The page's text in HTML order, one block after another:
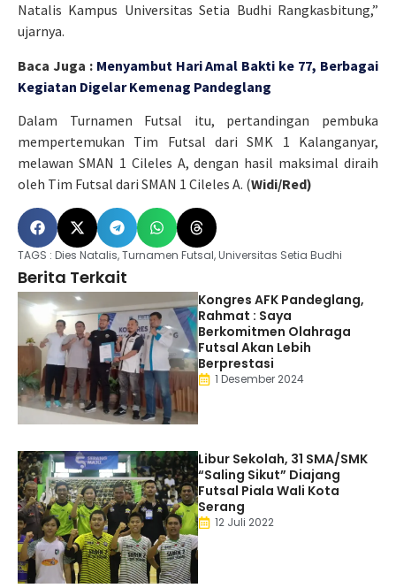
Natalis Kampus Universitas Setia Budhi Rangkasbitung,”
ujarnya.
Baca Juga : Menyambut Hari Amal Bakti ke 77, Berbagai
Kegiatan Digelar Kemenag Pandeglang
Dalam Turnamen Futsal itu, pertandingan pembuka
mempertemukan Tim Futsal dari SMK 1 Kalanganyar,
melawan SMAN 1 Cileles A, dengan hasil maksimal diraih
oleh Tim Futsal dari SMAN 1 Cileles A. (Widi/Red)
TAGS : Dies Natalis,Turnamen Futsal,Universitas Setia Budhi
Berita Terkait
Kongres AFK Pandeglang,
Rahmat : Saya
Berkomitmen Olahraga
Futsal Akan Lebih
Berprestasi
1 Desember 2024
Libur Sekolah, 31 SMA/SMK
“Saling Sikut” Diajang
Futsal Piala Wali Kota
Serang
12 Juli 2022